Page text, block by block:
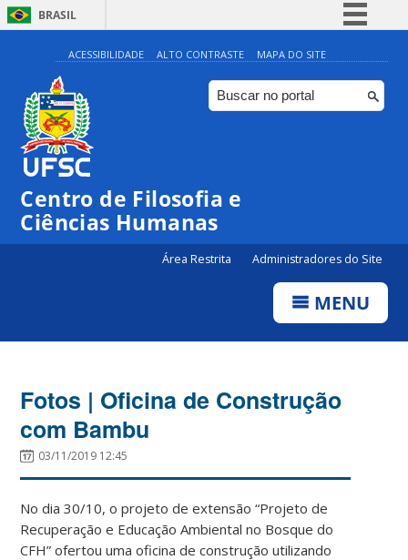
BRASIL
Simplifique!
Comunica BR
Participe
ACESSIBILIDADE ALTO CONTRASTE MAPA DO SITE
Centro de Filosofia e
Ciências Humanas
Área Restrita Administradores do Site
MENU
Fotos | Oficina de Construção
com Bambu
03/11/2019 12:45
No dia 30/10, o projeto de extensão “Projeto de
Recuperação e Educação Ambiental no Bosque do
CFH” ofertou uma oficina de construção utilizando